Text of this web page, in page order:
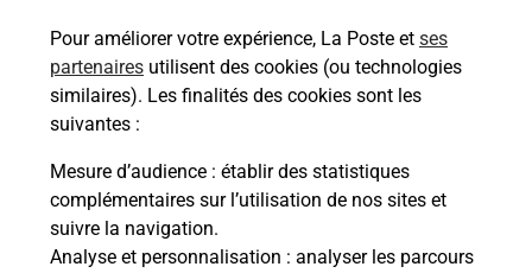
Pour améliorer votre expérience, La Poste et ses
partenaires utilisent des cookies (ou technologies
similaires). Les finalités des cookies sont les
suivantes :
Mesure d’audience : établir des statistiques
complémentaires sur l’utilisation de nos sites et
suivre la navigation.
Analyse et personnalisation : analyser les parcours
Malin !
La Poste
en ligne
Ouvert 24h/24